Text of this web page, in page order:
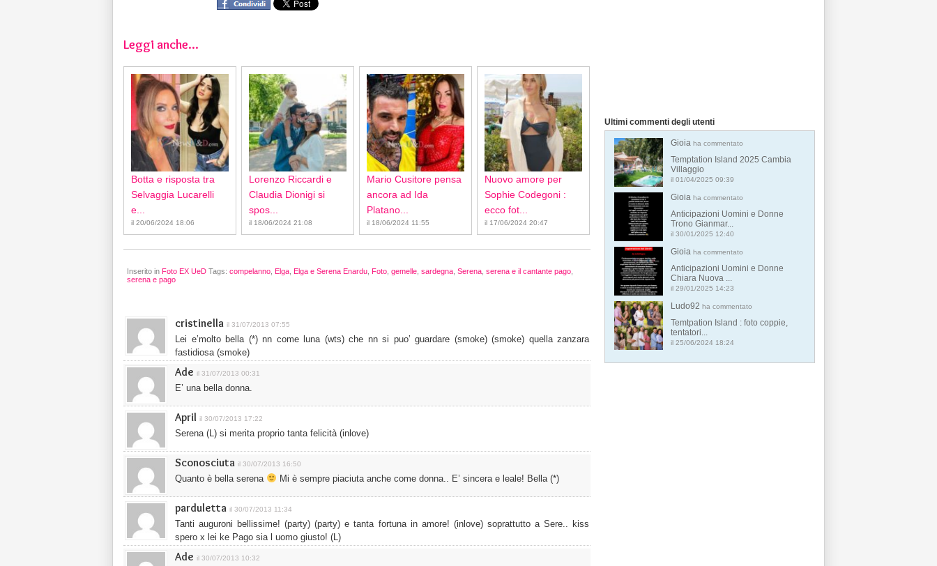
Leggi anche...
Botta e risposta tra
Selvaggia Lucarelli
e...
il 20/06/2024 18:06
Lorenzo Riccardi e
Claudia Dionigi si
spos...
il 18/06/2024 21:08
Mario Cusitore pensa
ancora ad Ida
Platano...
il 18/06/2024 11:55
Nuovo amore per
Sophie Codegoni :
ecco fot...
il 17/06/2024 20:47
Inserito in Foto EX UeD Tags: compelanno Elga Elga e Serena Enardu Foto gemelle sardegna Serena serena e il cantante pago
serena e pago
cristinella il 31/07/2013 07:55
Lei e’molto bella (*) nn come luna (wts) che nn si puo’ guardare (smoke) (smoke) quella zanzara
fastidiosa (smoke)
Ade il 31/07/2013 00:31
E’ una bella donna.
April il 30/07/2013 17:22
Serena (L) si merita proprio tanta felicità (inlove)
Sconosciuta il 30/07/2013 16:50
Quanto è bella serena Mi è sempre piaciuta anche come donna.. E’ sincera e leale! Bella (*)
parduletta il 30/07/2013 11:34
Tanti auguroni bellissime! (party) (party) e tanta fortuna in amore! (inlove) soprattutto a Sere.. kiss
spero x lei ke Pago sia l uomo giusto! (L)
Ade il 30/07/2013 10:32
Ultimi commenti degli utenti
Gioia ha commentato
Temptation Island 2025 Cambia
Villaggio
il 01/04/2025 09:39
Gioia ha commentato
Anticipazioni Uomini e Donne
Trono Gianmar...
il 30/01/2025 12:40
Gioia ha commentato
Anticipazioni Uomini e Donne
Chiara Nuova ...
il 29/01/2025 14:23
Ludo92 ha commentato
Temtpation Island : foto coppie,
tentatori...
il 25/06/2024 18:24